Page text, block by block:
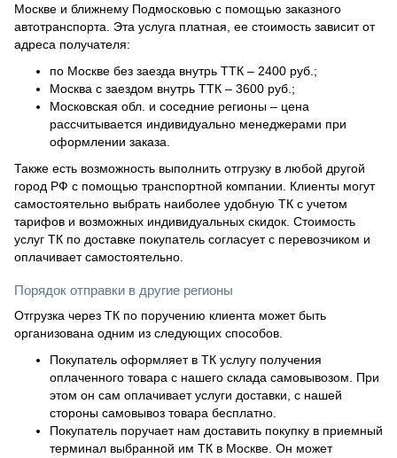
Москве и ближнему Подмосковью с помощью заказного
автотранспорта. Эта услуга платная, ее стоимость зависит от
адреса получателя:
по Москве без заезда внутрь ТТК – 2400 руб.;
Москва с заездом внутрь ТТК – 3600 руб.;
Московская обл. и соседние регионы – цена
рассчитывается индивидуально менеджерами при
оформлении заказа.
Также есть возможность выполнить отгрузку в любой другой
город РФ с помощью транспортной компании. Клиенты могут
самостоятельно выбрать наиболее удобную ТК с учетом
тарифов и возможных индивидуальных скидок. Стоимость
услуг ТК по доставке покупатель согласует с перевозчиком и
оплачивает самостоятельно.
Порядок отправки в другие регионы
Отгрузка через ТК по поручению клиента может быть
организована одним из следующих способов.
Покупатель оформляет в ТК услугу получения
оплаченного товара с нашего склада самовывозом. При
этом он сам оплачивает услуги доставки, с нашей
стороны самовывоз товара бесплатно.
Покупатель поручает нам доставить покупку в приемный
терминал выбранной им ТК в Москве. Он может